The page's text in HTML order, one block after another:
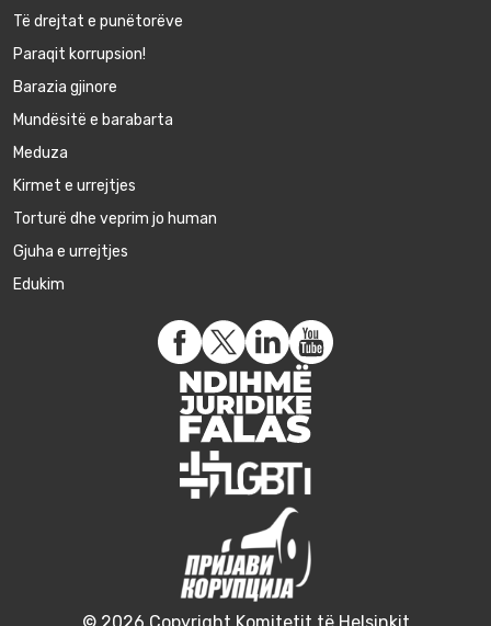
Të drejtat e punëtorëve
Paraqit korrupsion!
Barazia gjinore
Mundësitë e barabarta
Meduza
Kirmet e urrejtjes
Torturë dhe veprim jo human
Gjuha e urrejtjes
Edukim
© 2026 Copyright Komitetit të Helsinkit